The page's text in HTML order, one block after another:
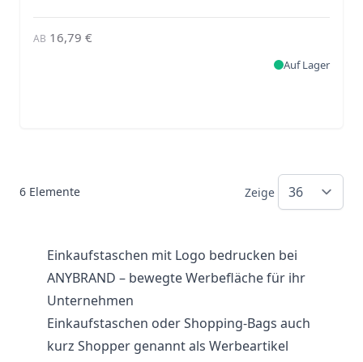
AB 16,79 €
Auf Lager
6 Elemente Zeige
Einkaufstaschen mit Logo bedrucken bei
ANYBRAND – bewegte Werbefläche für ihr
Unternehmen
Einkaufstaschen oder Shopping-Bags auch
kurz Shopper genannt als Werbeartikel